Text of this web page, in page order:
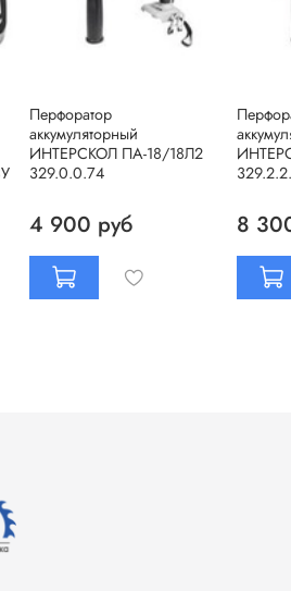
Перфоратор
аккумуляторный
ИНТЕРСКОЛ ПА-18/18Л2
329.0.0.74
4 900 руб 8